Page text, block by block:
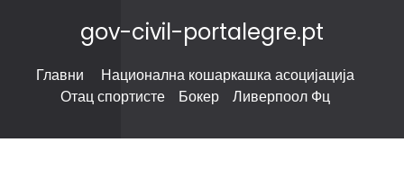
gov-civil-portalegre.pt
Главни
Национална кошаркашка асоцијација
Отац спортисте
Бокер Ливерпоол Фц